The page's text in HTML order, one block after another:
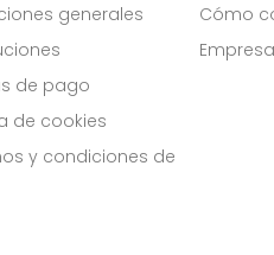
generales
de pago
de cookies
y condiciones de
Cómo
Empresa